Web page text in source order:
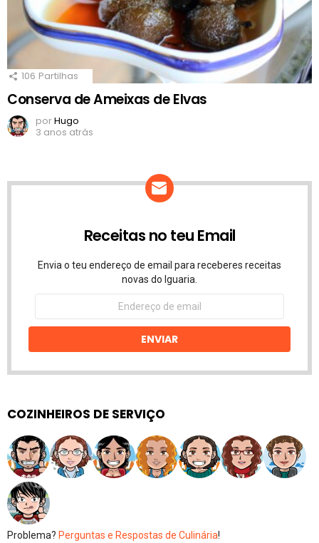
106 Partilhas
Conserva de Ameixas de Elvas
porHugo
3 anos atrás
Receitas no teu Email
Envia o teu endereço de email para receberes receitas
novas do Iguaria.
Endereço
email
ENVIAR
COZINHEIROS DE SERVIÇO
Problema? Perguntas e Respostas de Culinária!